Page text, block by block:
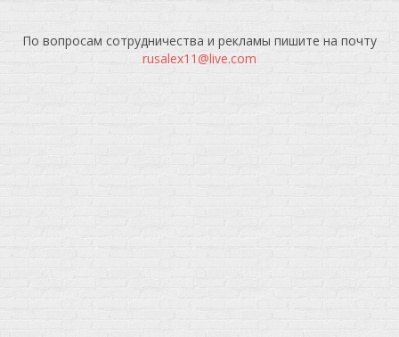
По вопросам сотрудничества и рекламы пишите на почту
rusalex11@live.com